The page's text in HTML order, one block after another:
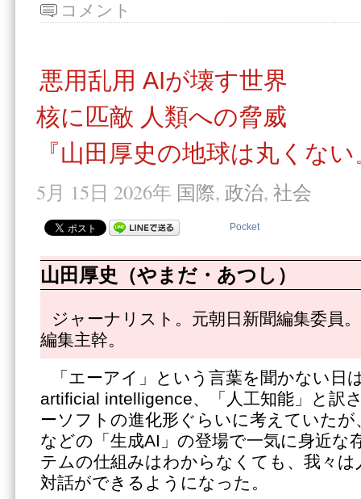
コメント
悪用乱用 AIが壊す世界
核に匹敵 人類への脅威
『山田厚史の地球は丸くな
5月 15日 2026年 国際, 政治, 社会
Pocket
山田厚史（やまだ・あつし）
ジャーナリスト。元朝日新聞編集委員
編集主幹。
「エーアイ」という言葉を聞かない日
artificial intelligence、「人工知能」と訳
ーソフトの進化形ぐらいに考えていたが
などの「生成AI」の登場で一気に身近な
テムの仕組みはわからなくても、我々は
対話ができるようになった。